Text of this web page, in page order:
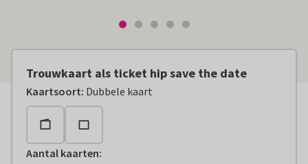
Trouwkaart als ticket hip save the date
Kaartsoort: Dubbele kaart
Aantal kaarten: